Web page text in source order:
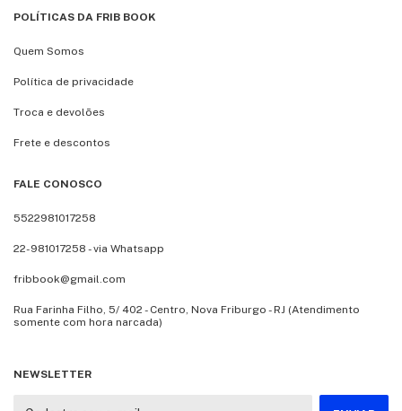
POLÍTICAS DA FRIB BOOK
Quem Somos
Política de privacidade
Troca e devolões
Frete e descontos
FALE CONOSCO
5522981017258
22-981017258 - via Whatsapp
fribbook@gmail.com
Rua Farinha Filho, 5/ 402 - Centro, Nova Friburgo - RJ (Atendimento
somente com hora narcada)
NEWSLETTER